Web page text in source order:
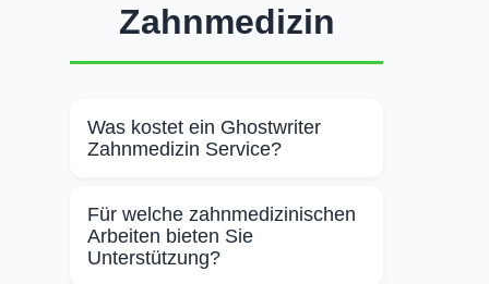
Zahnmedizin
Was kostet ein Ghostwriter
Zahnmedizin Service?
Komplexität der zahnmedizinischen
Thematik und Zeitrahmen. Einen
Für welche zahnmedizinischen
Arbeiten bieten Sie
Unterstützung?